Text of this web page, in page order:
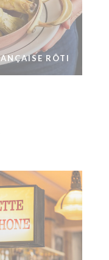
RÔTI